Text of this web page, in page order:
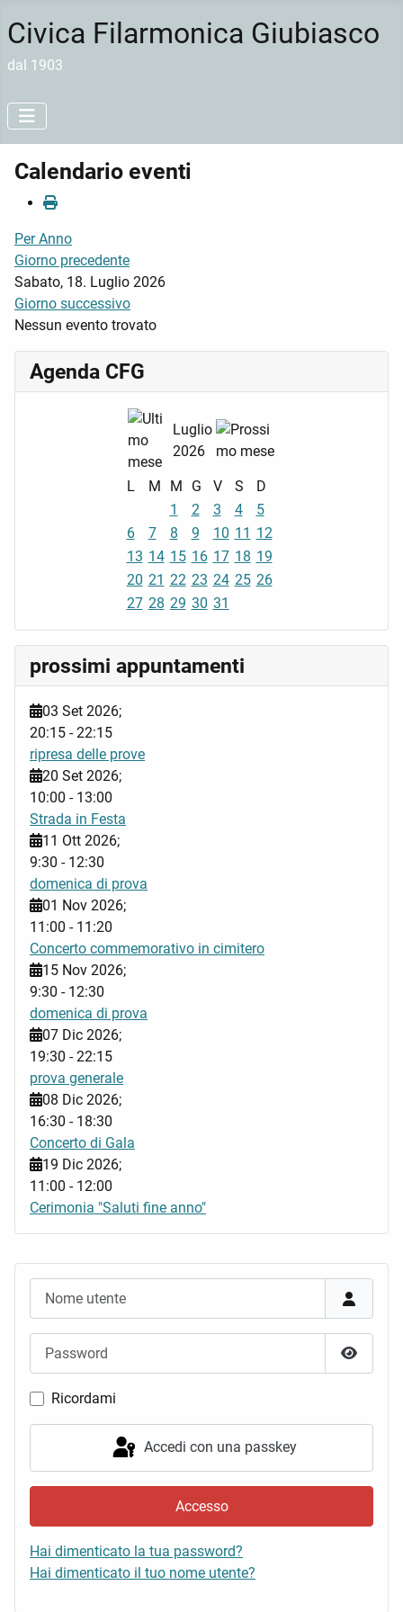
Civica Filarmonica Giubiasco
dal 1903
Mostra
Ricordami
Accedi con una passkey
Accesso
Hai dimenticato la tua password?
Hai dimenticato il tuo nome utente?
Calendario eventi
Per Anno
Giorno precedente
Sabato, 18. Luglio 2026
Giorno successivo
Nessun evento trovato
Agenda CFG
Luglio
2026
L M M G V S
D
1
2 3 4
5
6
7 8 9 10 11 12
13 14 15 16 17 18 19
20 21 22 23 24 25 26
27 28 29 30 31
prossimi appuntamenti
03 Set 2026;
20:15 -22:15
ripresa delle prove
20 Set 2026;
10:00 - 13:00
Strada in Festa
11 Ott 2026;
9:30 - 12:30
domenica di prova
01 Nov 2026;
11:00 - 11:20
Concerto commemorativo in cimitero
15 Nov 2026;
9:30 - 12:30
domenica di prova
07 Dic 2026;
19:30 -22:15
prova generale
08 Dic 2026;
16:30 - 18:30
Concerto di Gala
19 Dic 2026;
11:00 - 12:00
Cerimonia "Saluti fine anno"